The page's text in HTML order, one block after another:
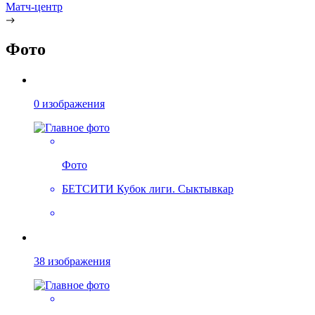
Матч-центр
Фото
0 изображения
Фото
БЕТСИТИ Кубок лиги. Сыктывкар
38 изображения